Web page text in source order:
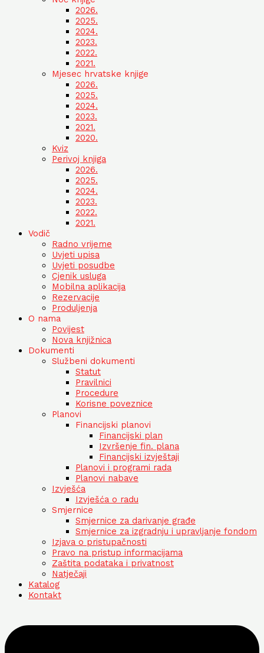
2026.
2025.
2024.
2023.
2022.
2021.
Mjesec hrvatske knjige
2026.
2025.
2024.
2023.
2021.
2020.
Kviz
Perivoj knjiga
2026.
2025.
2024.
2023.
2022.
2021.
Vodič
Radno vrijeme
Uvjeti upisa
Uvjeti posudbe
Cjenik usluga
Mobilna aplikacija
Rezervacije
Produljenja
O nama
Povijest
Nova knjižnica
Dokumenti
Službeni dokumenti
Statut
Pravilnici
Procedure
Korisne poveznice
Planovi
Financijski planovi
Financijski plan
Izvršenje fin. plana
Financijski izvještaji
Planovi i programi rada
Planovi nabave
Izvješća
Izvješća o radu
Smjernice
Smjernice za darivanje građe
Smjernice za izgradnju i upravljanje fondom
Izjava o pristupačnosti
Pravo na pristup informacijama
Zaštita podataka i privatnost
Natječaji
Katalog
Kontakt